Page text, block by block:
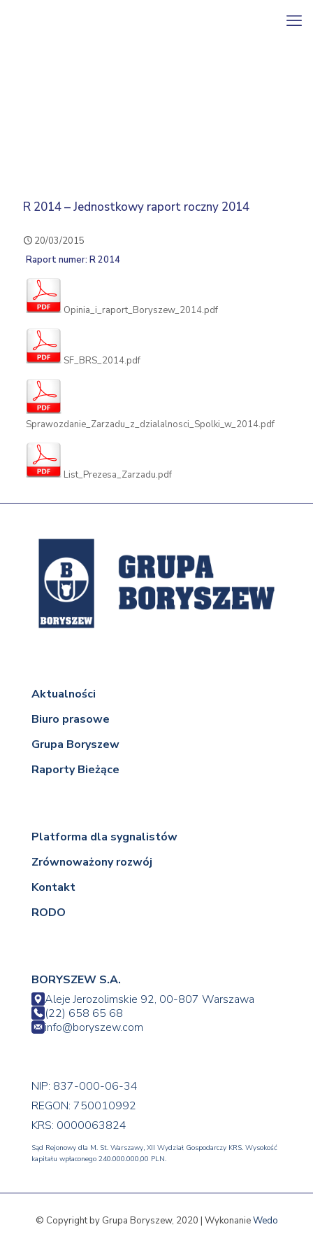
R 2014 – Jednostkowy raport roczny 2014
20/03/2015
Raport numer: R 2014
Opinia_i_raport_Boryszew_2014.pdf
SF_BRS_2014.pdf
Sprawozdanie_Zarzadu_z_dzialalnosci_Spolki_w_2014.pdf
List_Prezesa_Zarzadu.pdf
Aktualności
Biuro prasowe
Grupa Boryszew
Raporty Bieżące
Platforma dla sygnalistów
Zrównoważony rozwój
Kontakt
RODO
BORYSZEW S.A.
Aleje Jerozolimskie 92, 00-807 Warszawa
(22) 658 65 68
info@boryszew.com
NIP: 837-000-06-34
REGON: 750010992
KRS: 0000063824
Sąd Rejonowy dla M. St. Warszawy, XII Wydział Gospodarczy KRS. Wysokość
kapitału wpłaconego 240.000.000,00 PLN.
© Copyright by Grupa Boryszew, 2020 | WykonanieWedo